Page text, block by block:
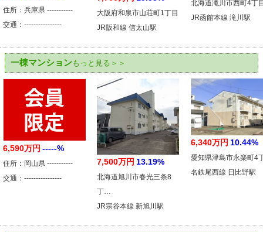
住所：兵庫県 -----------
交通：----------------
大阪府和泉市山荘町1丁目
JR阪和線 信太山駅
北海道滝川市西町4丁
JR函館本線 滝川駅
一棟マンションもっと見る＞＞
6,590万円 -----%
住所：岡山県 -----------
交通：----------------
7,500万円 13.19%
北海道旭川市春光三条8
丁…
JR宗谷本線 新旭川駅
6,340万円 10.44%
愛知県津島市永楽町4
名鉄尾西線 日比野駅